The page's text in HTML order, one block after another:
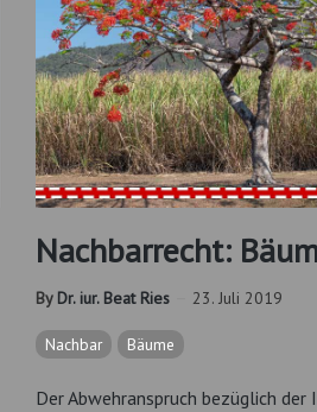
Nachbarrecht:
By Dr. iur. Beat Ries 23. Juli 2019
Nachbar Bäume
Der Abwehranspruch bezüglich